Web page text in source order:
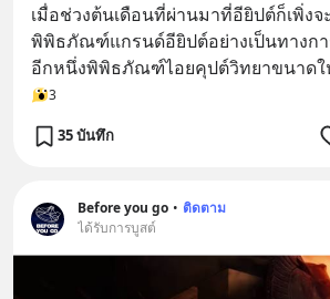
เมื่อช่วงต้นเดือนที่ผ่านมาที่อียิปต์ก็เพิ่งจ
พิพิธภัณฑ์แกรนด์อียิปต์อย่างเป็นทางกา
อีกหนึ่งพิพิธภัณฑ์ไอยคุปต์วิทยาขนาด
3
35 บันทึก
Before you go • ติดตาม
ได้รับการบูสต์